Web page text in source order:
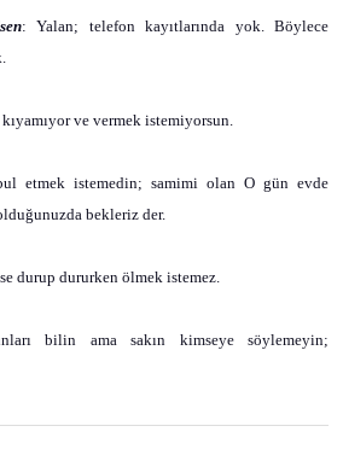
: Yalan; telefon kayıtlarında yok. Böylece
ve vermek istemiyorsun.
etmek istemedin; samimi olan O gün evde
bekleriz der.
durup dururken ölmek istemez.
bilin ama sakın kimseye söylemeyin;